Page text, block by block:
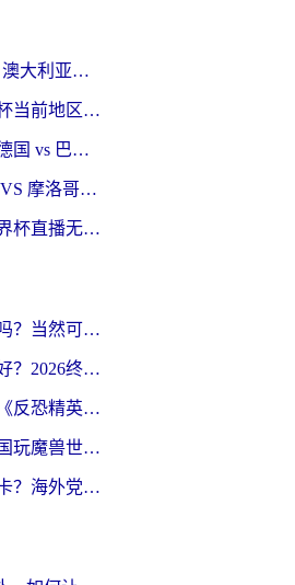
在国外怎么看美国 vs 澳大利亚世界杯直播？海外党必藏的中文解说观赛指南
在加拿大看抖音世界杯当前地区不可播放？海外党体育观赛终极指南
在海外看世界杯直播德国 vs 巴拉圭当前IP受限制？这篇指南帮你轻松解决地区限制
在国外看世界杯法国 VS 摩洛哥仅限中国大陆？别让地域限制拦下你的欢呼
在澳大利亚看抖音世界杯直播无法播放？海外党体育观赛终极指南来了！
身在国外可以玩王者吗？当然可以，但你需要这份“加速”指南
海外游戏加速器哪个好？2026终极指南帮你畅玩国服+解决卡顿难题
身在海外，如何找回《反恐精英：全球攻势》国服的丝滑手感？一份给你的终极指南
从纽约到暴风城：美国玩魔兽世界，如何找到你的最佳网络航线
日本怎么玩奥拉星不卡？海外党国服游戏加速器选择全攻略